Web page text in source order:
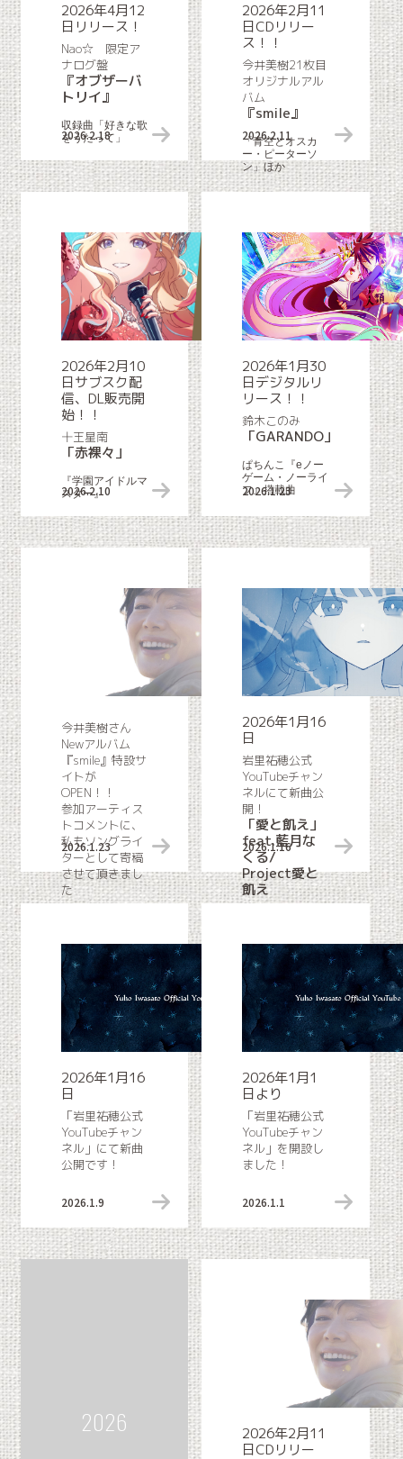
2026.2.18 リリース情報
2026年4月12
日リリース！
Nao☆ 限定ア
ナログ盤
『オブザーバ
トリイ』
収録曲「好きな歌
をうたって」
2026.2.11
2026年2月11
日CDリリー
ス！！
今井美樹21枚目
オリジナルアル
バム
『smile』
「青空とオスカ
ー・ピーターソ
ン」ほか
2026.2.10 リリース情報
2026年2月10
日サブスク配
信、DL販売開
始！！
十王星南
「赤裸々」
『学園アイドルマ
スター』
2026.1.23
2026年1月30
日デジタルリ
リース！！
鈴木このみ
「GARANDO」
ぱちんこ『eノー
ゲーム・ノーライ
フ』搭載曲
2026.1.23 Web掲載情報
今井美樹さん
Newアルバム
『smile』特設サ
イトが
OPEN！！
参加アーティス
トコメントに、
私もソングライ
ターとして寄稿
させて頂きまし
た
2026.1.16
2026年1月16
日
岩里祐穂公式
YouTubeチャン
ネルにて新曲公
開！
「愛と飢え」
feat.藍月な
くる/
Project愛と
飢え
2026.1.9 youTube情報
2026年1月16
日
「岩里祐穂公式
YouTubeチャン
ネル」にて新曲
公開です！
2026.1.1
2026年1月1
日より
「岩里祐穂公式
YouTubeチャン
ネル」を開設し
ました！
2026
2026年2月11
日CDリリー